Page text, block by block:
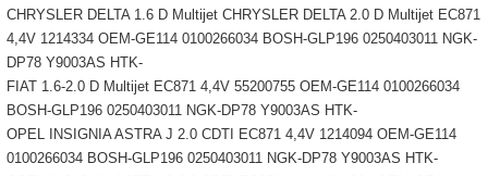
CHRYSLER DELTA 1.6 D Multijet CHRYSLER DELTA 2.0 D Multijet EC871
4,4V 1214334 OEM-GE114 0100266034 BOSH-GLP196 0250403011 NGK-
DP78 Y9003AS HTK-
FIAT 1.6-2.0 D Multijet EC871 4,4V 55200755 OEM-GE114 0100266034
BOSH-GLP196 0250403011 NGK-DP78 Y9003AS HTK-
OPEL INSIGNIA ASTRA J 2.0 CDTI EC871 4,4V 1214094 OEM-GE114
0100266034 BOSH-GLP196 0250403011 NGK-DP78 Y9003AS HTK-